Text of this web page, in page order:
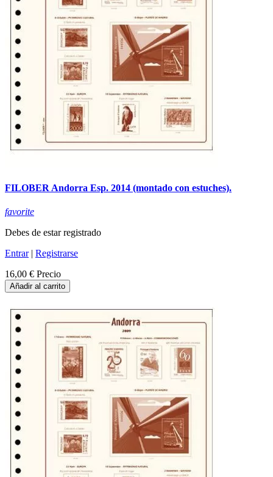
FILOBER Andorra Esp. 2014 (montado con estuches).
favorite
Debes de estar registrado
Entrar| Registrarse
16,00 € Precio
Añadir al carrito